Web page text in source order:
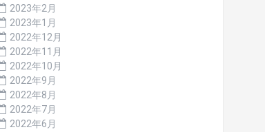
2023年2月
2023年1月
2022年12月
2022年11月
2022年10月
2022年9月
2022年8月
2022年7月
2022年6月